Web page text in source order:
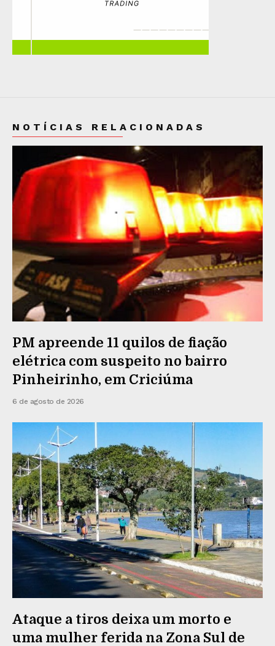
NOTÍCIAS RELACIONADAS
PM apreende 11 quilos de fiação
elétrica com suspeito no bairro
Pinheirinho, em Criciúma
6 de agosto de 2026
Ataque a tiros deixa um morto e
uma mulher ferida na Zona Sul de